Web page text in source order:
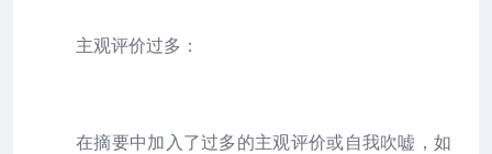
主观评价过多：
在摘要中加入了过多的主观评价或自我吹嘘，如